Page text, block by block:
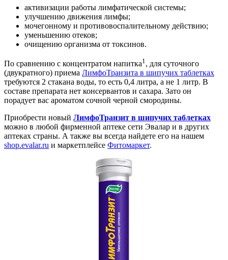
активизации работы лимфатической системы;
улучшению движения лимфы;
мочегонному и противовоспалительному действию;
уменьшению отеков;
очищению организма от токсинов.
По сравнению с концентратом напитка1 , для суточного
(двукратного) приема ЛимфоТранзита в шипучих таблетках
требуются 2 стакана воды, то есть 0,4 литра, а не 1 литр. В
составе препарата нет консервантов и сахара. Зато он
порадует вас ароматом сочной черной смородины.
Приобрести новый ЛимфоТранзит в шипучих таблетках
можно в любой фирменной аптеке сети Эвалар и в других
аптеках страны. А также вы всегда найдете его на нашем
shop.evalar.ru и маркетплейсе Фитомаркет.